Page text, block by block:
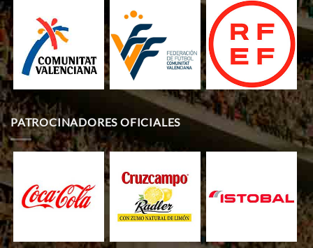
PATROCINADORES OFICIALES